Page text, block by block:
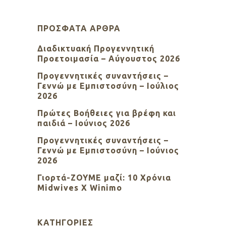
ΠΡΌΣΦΑΤΑ ΆΡΘΡΑ
Διαδικτυακή Προγεννητική
Προετοιμασία – Αύγουστος 2026
Προγεννητικές συναντήσεις –
Γεννώ με Εμπιστοσύνη – Ιούλιος
2026
Πρώτες Βοήθειες για βρέφη και
παιδιά – Ιούνιος 2026
Προγεννητικές συναντήσεις –
Γεννώ με Εμπιστοσύνη – Ιούνιος
2026
Γιορτά-ΖΟΥΜΕ μαζί: 10 Χρόνια
Midwives X Winimo
KΑΤΗΓΟΡΊΕΣ